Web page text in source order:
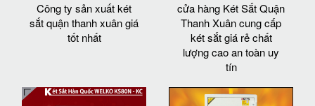
Công ty sản xuất két
sắt quận thanh xuân giá
tốt nhất
cửa hàng Két Sắt Quận
Thanh Xuân cung cấp
két sắt giá rẻ chất
lượng cao an toàn uy
tín